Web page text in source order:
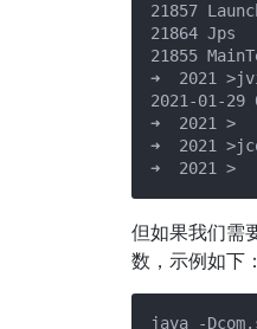
21857
21864 Jps
21855
➜  2021
2021-01-
➜  2021 >
➜  2021
但如果我们需
数，示例如下：
java -